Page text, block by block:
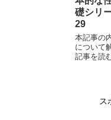
礎シリ
29
本記事の内容 本記事
について
記事を読
ス